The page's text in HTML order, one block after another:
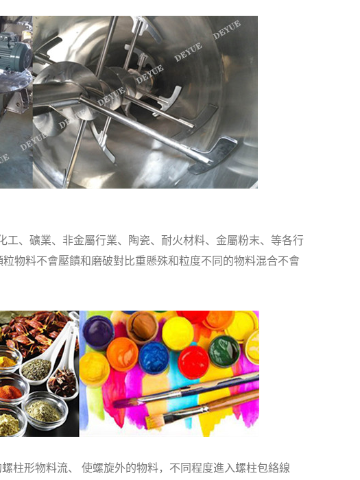
、礦業、非金屬行業、陶瓷、耐火材料、金屬粉末、等各行
物料不會壓饋和磨破對比重懸殊和粒度不同的物料混合不會
形物料流、 使螺旋外的物料，不同程度進入螺柱包絡線